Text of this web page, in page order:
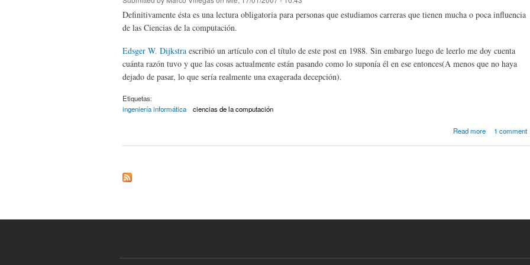
Definitivamente ésta es una lectura obligatoria para personas que estudiamos carreras que tienen mucha o poca influencia
de las Ciencias de la computación.
Edsger W. Dijkstra escribió un artículo con el título de este post en 1988. Sin embargo luego de leerlo me doy cuenta
cuánta razón tuvo y que las cosas actualmente están pasando como lo suponía él en ese entonces(A menos que no haya
dejado de pasar, lo que sería realmente una exagerada decepción).
Etiquetas:
ingeniería informática
ciencias de la computación
Read more
about
enseñar
1 comment